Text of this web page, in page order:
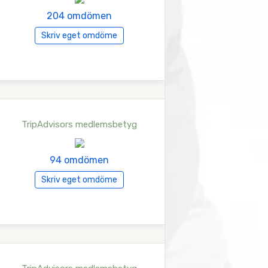
204 omdömen
Skriv eget omdöme
TripAdvisors medlemsbetyg
94 omdömen
Skriv eget omdöme